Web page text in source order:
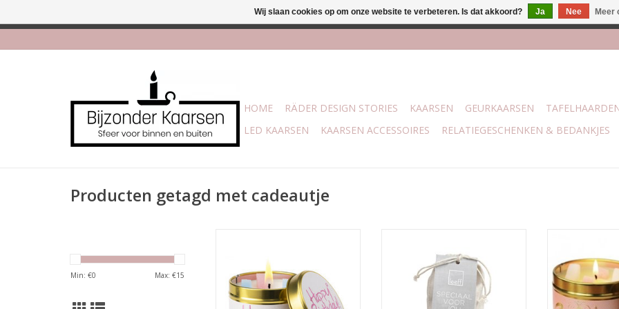
HOME RÄDER DESIGN STORIES KAARSEN GEURKAARSEN
LED KAARSEN
KAARSEN ACCESSOIRES RELATIEGESCHENKEN & BEDANKJES
Producten getagd met cadeautje
Min: €0 Max: €15
mooie tekst. Leuk om toe te
voegen aan elk sfeervol
cadeautje!
Wij slaan cookies op om onze website te verbeteren. Is dat akkoord? Ja Nee Meer
Afhalen is mogelijk bij mijn winkel Trotz | Belvederelaan 107 Zwolle | 27 juli t/m 3